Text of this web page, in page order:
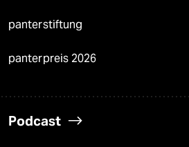
panterstiftung
panterpreis 2026
Podcast